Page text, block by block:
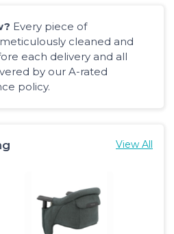
Every piece of
cleaned and
each delivery and all
by our A-rated
policy.
View All